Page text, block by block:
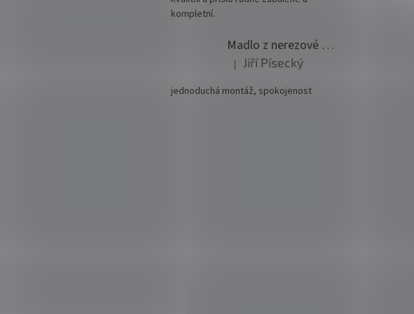
kompletní.
Madlo z nerezové oceli pr. 42,4mm komplet - model 0116 - 3000mm
Hodnocení produktu je 5 z 5 hvězdiček.
| Jiří Písecký
jednoduchá montáž, spokojenost